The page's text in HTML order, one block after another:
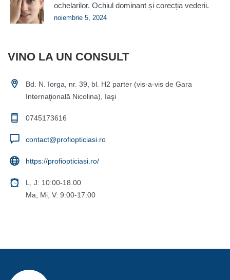
ochelarilor. Ochiul dominant și corecția vederii.
noiembrie 5, 2024
VINO LA UN CONSULT
Bd. N. Iorga, nr. 39, bl. H2 parter (vis-a-vis de Gara
Internaţională Nicolina), Iaşi
0745173616
contact@profiopticiasi.ro
https://profiopticiasi.ro/
L, J: 10:00-18.00
Ma, Mi, V: 9:00-17:00